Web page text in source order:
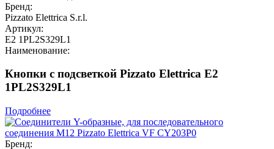
Бренд:
Pizzato Elettrica S.r.l.
Артикул:
E2 1PL2S329L1
Наименование:
Кнопки с подсветкой Pizzato Elettrica E2
1PL2S329L1
Подробнее
Бренд: